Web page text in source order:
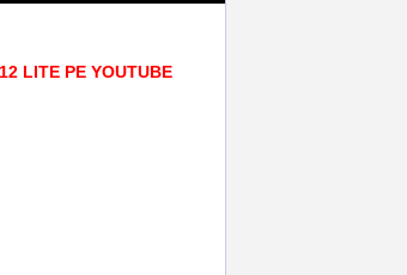
LITE PE YOUTUBE